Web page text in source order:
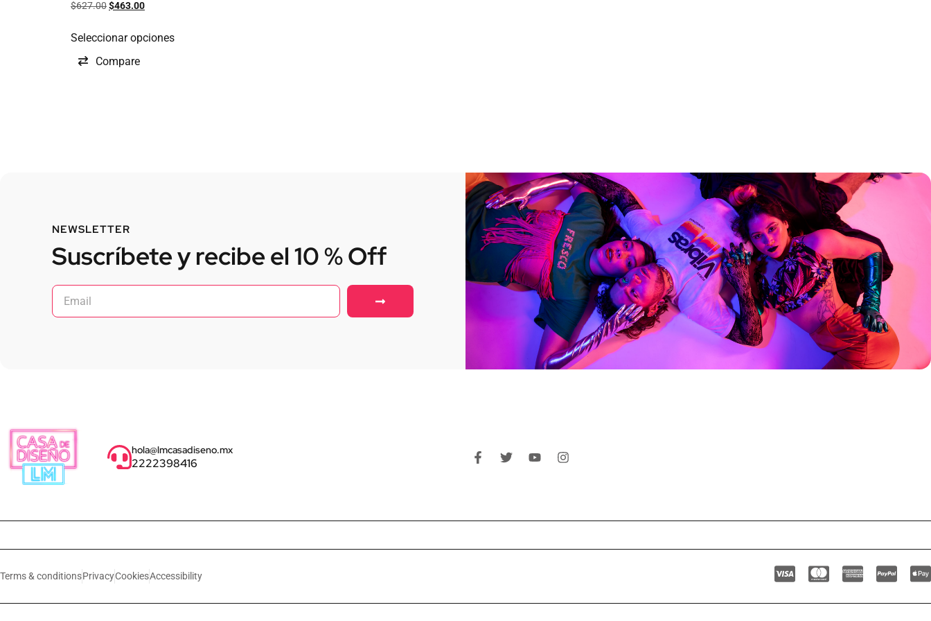
$627.00$463.00
Seleccionar opciones
Compare
NEWSLETTER
Suscríbete y recibe el 10 % Off
hola@lmcasadiseno.mx
2222398416
Terms & conditionsPrivacyCookiesAccessibility